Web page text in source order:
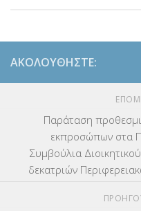
ΑΚΟΛΟΥΘΉΣΤΕ:
Παράταση
εκπροσώπων στα
Συμβούλια
δεκατριών